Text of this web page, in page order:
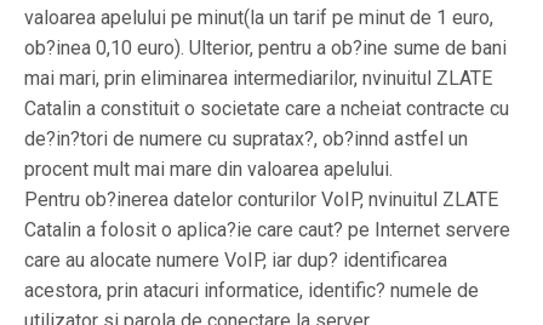
valoarea apelului pe minut(la un tarif pe minut de 1 euro,
ob?inea 0,10 euro). Ulterior, pentru a ob?ine sume de bani
mai mari, prin eliminarea intermediarilor, nvinuitul ZLATE
Catalin a constituit o societate care a ncheiat contracte cu
de?in?tori de numere cu supratax?, ob?innd astfel un
procent mult mai mare din valoarea apelului.
Pentru ob?inerea datelor conturilor VoIP, nvinuitul ZLATE
Catalin a folosit o aplica?ie care caut? pe Internet servere
care au alocate numere VoIP, iar dup? identificarea
acestora, prin atacuri informatice, identific? numele de